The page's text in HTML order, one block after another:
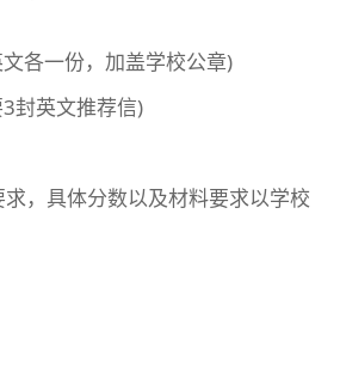
各一份，加盖学校公章)
封英文推荐信)
，具体分数以及材料要求以学校